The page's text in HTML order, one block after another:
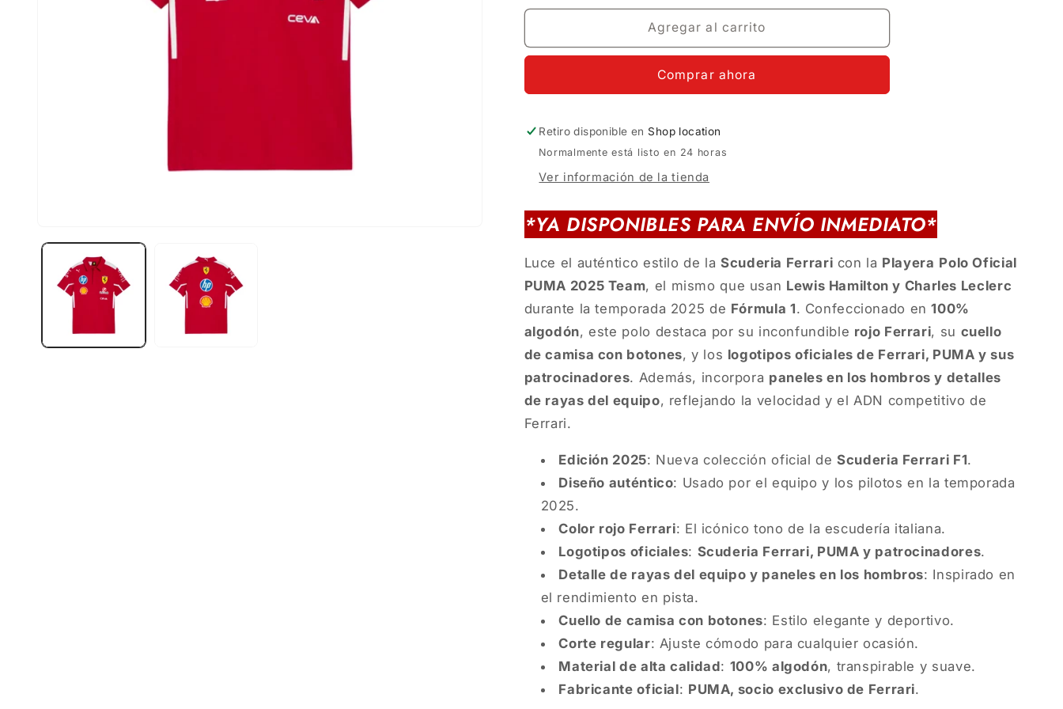
Agregar al carrito
Comprar ahora
Retiro disponible en Shop location
Normalmente está listo en 24 horas
Ver información de la tienda
*YA DISPONIBLES PARA ENVÍO INMEDIATO*
Luce el auténtico estilo de laScuderia Ferrari con la Playera Polo Oficial
PUMA 2025 Team, el mismo que usan Lewis Hamilton y Charles Leclerc
durante la temporada 2025 de Fórmula 1. Confeccionado en100%
algodón, este polo destaca por su inconfundible rojo Ferrari, su cuello
de camisa con botones, y los logotipos oficiales de Ferrari, PUMA y sus
patrocinadores. Además, incorpora paneles en los hombros y detalles
de rayas del equipo, reflejando la velocidad y el ADN competitivo de
Ferrari.
Edición 2025: Nueva colección oficial deScuderia Ferrari F1.
Diseño auténtico: Usado por el equipo y los pilotos en la temporada
2025.
Color rojo Ferrari: El icónico tono de la escudería italiana.
Logotipos oficiales: Scuderia Ferrari, PUMA y patrocinadores.
Detalle de rayas del equipo y paneles en los hombros: Inspirado en
el rendimiento en pista.
Cuello de camisa con botones: Estilo elegante y deportivo.
Corte regular: Ajuste cómodo para cualquier ocasión.
Material de alta calidad: 100% algodón, transpirable y suave.
Fabricante oficial: PUMA, socio exclusivo de Ferrari.